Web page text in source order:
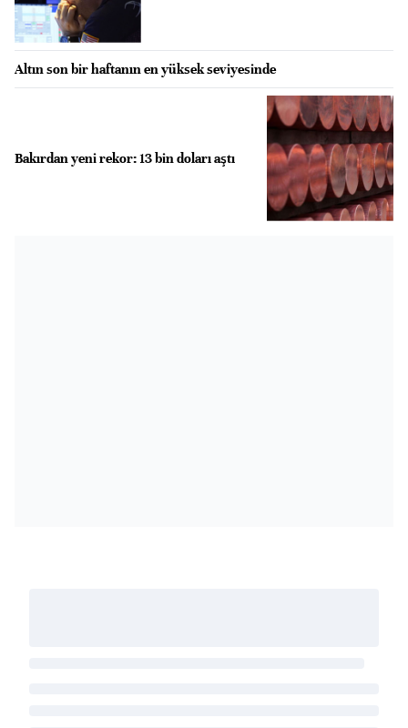
Altın son bir haftanın en yüksek seviyesinde
Bakırdan yeni rekor: 13 bin doları aştı